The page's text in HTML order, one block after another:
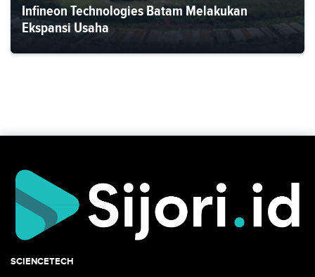
Infineon Technologies Batam Melakukan
Ekspansi Usaha
SCIENCETECH